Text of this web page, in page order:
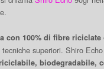
con 100% di fibre riciclate
superiori. Shiro
biodegradabile,